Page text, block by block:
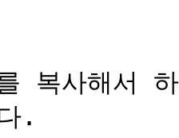
복사해서
.